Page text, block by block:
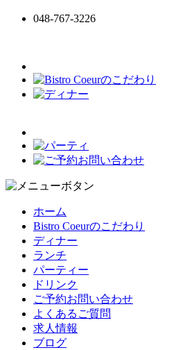
048-767-3226
ホーム
Bistro Coeurのこだわり
ディナー
ランチ
パーティー
ドリンク
ご予約お問い合わせ
よくあるご質問
求人情報
ブログ